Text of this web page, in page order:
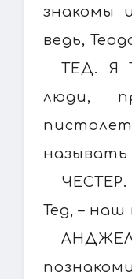
знакомы
ведь,
ТЕД. Я
люди,
называть
Тед, – наш